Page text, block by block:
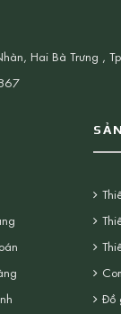
Hai Bà Trưng ,
Đồ